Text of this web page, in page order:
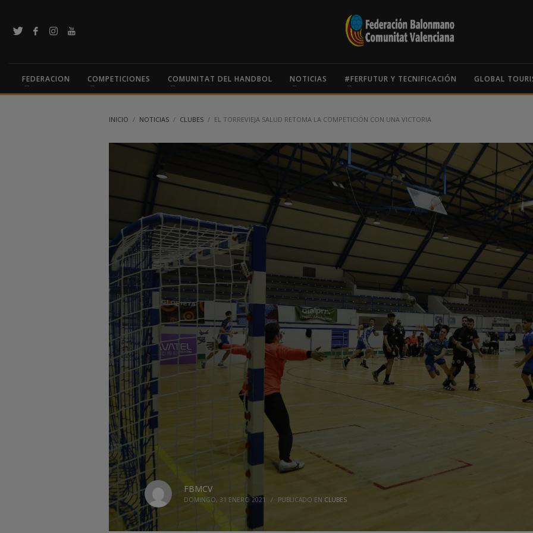
FEDERACION COMPETICIONES COMUNITAT DEL HANDBOL NOTICIAS #FERFUTUR Y TECNIFICACIÓN GLOBAL
INICIO NOTICIAS CLUBES EL TORREVIEJA SALUD RETOMA LA COMPETICIÓN CON UNA VICTORIA
FBMCV
DOMINGO, 31 ENERO 2021 / PUBLICADO EN CLUBES